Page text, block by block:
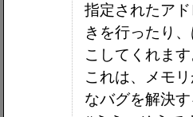
指定されたア
きを行ったり
こしてくれます
これは、メモ
なバグを解決